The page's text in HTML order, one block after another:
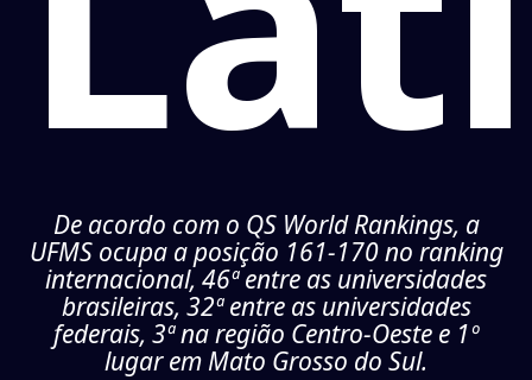
De acordo com o QS World Rankings, a
UFMS ocupa a posição 161-170 no ranking
internacional, 46ª entre as universidades
brasileiras, 32ª entre as universidades
federais, 3ª na região Centro-Oeste e 1º
lugar em Mato Grosso do Sul.